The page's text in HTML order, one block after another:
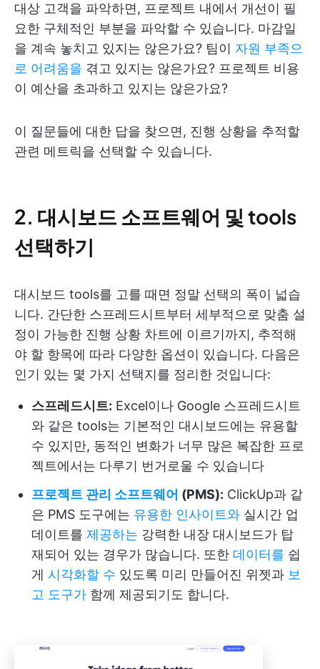
대상 고객을 파악하면, 프로젝트 내에서 개선이 필
요한 구체적인 부분을 파악할 수 있습니다. 마감일
을 계속 놓치고 있지는 않은가요? 팀이 자원 부족으
로 어려움을 겪고 있지는 않은가요? 프로젝트 비용
이 예산을 초과하고 있지는 않은가요?
이 질문들에 대한 답을 찾으면, 진행 상황을 추적할
관련 메트릭을 선택할 수 있습니다.
2. 대시보드 소프트웨어 및 tools
선택하기
대시보드 tools를 고를 때면 정말 선택의 폭이 넓습
니다. 간단한 스프레드시트부터 세부적으로 맞춤 설
정이 가능한 진행 상황 차트에 이르기까지, 추적해
야 할 항목에 따라 다양한 옵션이 있습니다. 다음은
인기 있는 몇 가지 선택지를 정리한 것입니다:
스프레드시트: Excel이나 Google 스프레드시트
와 같은 tools는 기본적인 대시보드에는 유용할
수 있지만, 동적인 변화가 너무 많은 복잡한 프로
젝트에서는 다루기 번거로울 수 있습니다
프로젝트 관리 소프트웨어 (PMS): ClickUp과 같
은 PMS 도구에는 유용한 인사이트와 실시간 업
데이트를 제공하는 강력한 내장 대시보드가 탑
재되어 있는 경우가 많습니다. 또한 데이터를 쉽
게 시각화할 수 있도록 미리 만들어진 위젯과 보
고 도구가 함께 제공되기도 합니다.